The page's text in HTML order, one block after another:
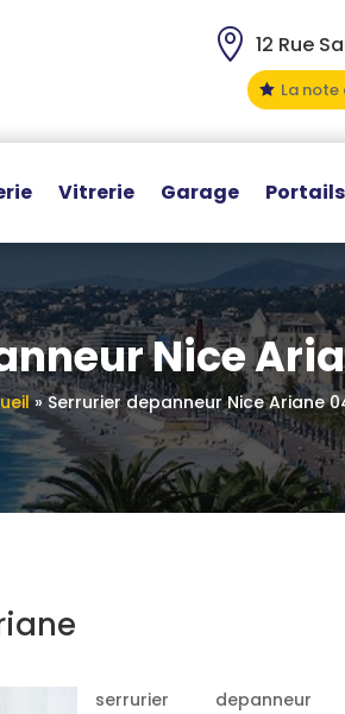
 12 Rue
 La note
Vitrerie Garage Portails
Nice
»Serrurier depanneur Nice Ariane
serrurier depanneur